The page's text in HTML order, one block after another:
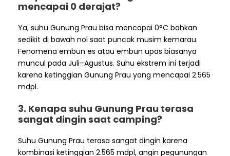
mencapai 0 derajat?
Ya, suhu Gunung Prau bisa mencapai 0°C bahkan
sedikit di bawah nol saat puncak musim kemarau.
Fenomena embun es atau embun upas biasanya
muncul pada Juli–Agustus. Suhu ekstrem ini terjadi
karena ketinggian Gunung Prau yang mencapai 2.565
mdpl.
3. Kenapa suhu Gunung Prau terasa
sangat dingin saat camping?
Suhu Gunung Prau terasa sangat dingin karena
kombinasi ketinggian 2.565 mdpl, angin pegunungan